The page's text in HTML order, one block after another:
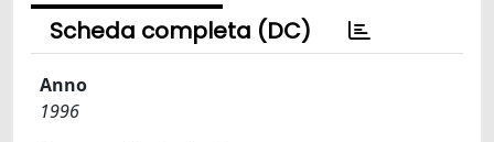
Scheda completa (DC)
Anno
1996